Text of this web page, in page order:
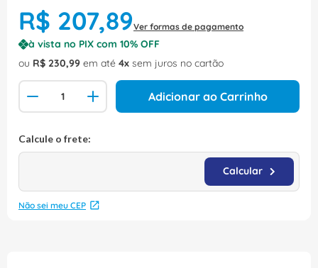
R$ 207,89Ver formas de pagamento
à vista no PIX com 10% OFF
ou R$ 230,99 em até 4 sem juros no cartão
Adicionar ao Carrinho
Não sei meu CEP